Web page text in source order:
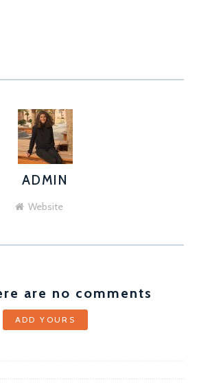
ADMIN
Website
are no comments
ADD YOURS